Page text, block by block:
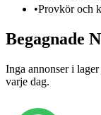
•Provkör och
Begagnade
Inga annonser i
varje dag.